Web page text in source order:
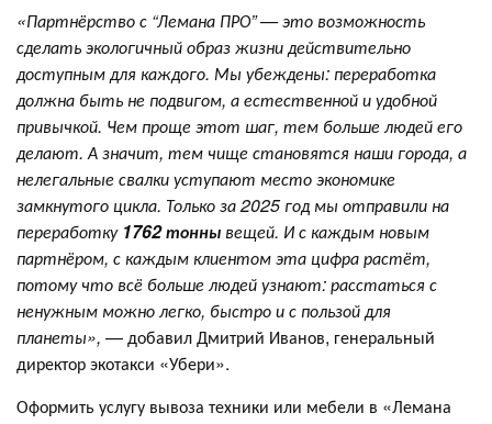
«Партнёрство с “Лемана ПРО”— это возможность
сделать экологичный образ жизни действительно
доступным для каждого. Мы убеждены: переработка
должна быть не подвигом, а естественной и удобной
привычкой. Чем проще этот шаг, тем больше людей его
делают. А значит, тем чище становятся наши города, а
нелегальные свалки уступают место экономике
замкнутого цикла. Только за 2025 год мы отправили на
переработку 1762 тонны вещей. И с каждым новым
партнёром, с каждым клиентом эта цифра растёт,
потому что всё больше людей узнают: расстаться с
ненужным можно легко, быстро и с пользой для
планеты», — добавил Дмитрий Иванов, генеральный
директор экотакси «Убери».
Оформить услугу вывоза техники или мебели в «Лемана